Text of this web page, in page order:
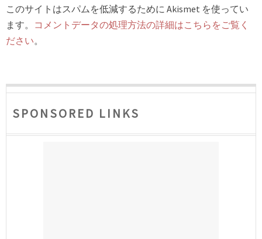
このサイトはスパムを低減するために Akismet を使ってい
ます。 コメントデータの処理方法の詳細はこちらをご覧く
ださい。
SPONSORED LINKS